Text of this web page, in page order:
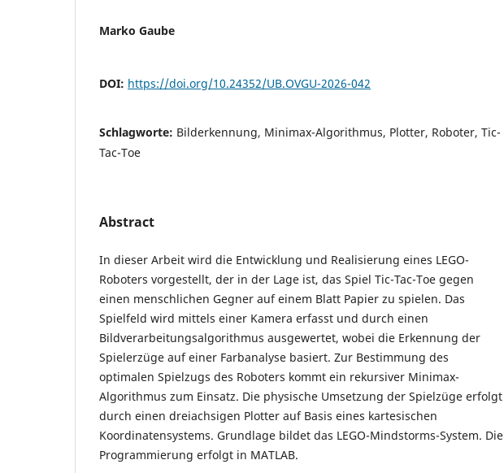
Marko Gaube
DOI: https://doi.org/10.24352/UB.OVGU-2026-042
Schlagworte: Bilderkennung, Minimax-Algorithmus, Plotter, Roboter, Tic-
Tac-Toe
Abstract
In dieser Arbeit wird die Entwicklung und Realisierung eines LEGO-
Roboters vorgestellt, der in der Lage ist, das Spiel Tic-Tac-Toe gegen
einen menschlichen Gegner auf einem Blatt Papier zu spielen. Das
Spielfeld wird mittels einer Kamera erfasst und durch einen
Bildverarbeitungsalgorithmus ausgewertet, wobei die Erkennung der
Spielerzüge auf einer Farbanalyse basiert. Zur Bestimmung des
optimalen Spielzugs des Roboters kommt ein rekursiver Minimax-
Algorithmus zum Einsatz. Die physische Umsetzung der Spielzüge erfolgt
durch einen dreiachsigen Plotter auf Basis eines kartesischen
Koordinatensystems. Grundlage bildet das LEGO-Mindstorms-System. Die
Programmierung erfolgt in MATLAB.